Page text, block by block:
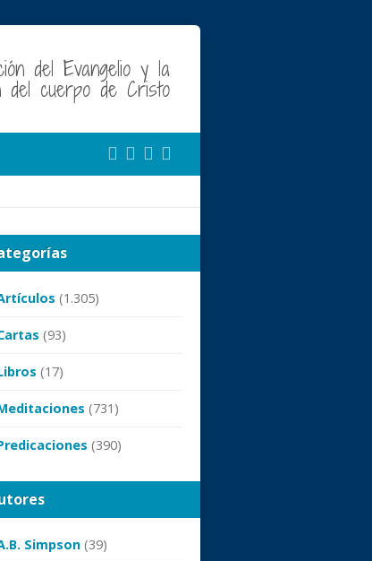
del Evangelio y la
del cuerpo de Cristo
(1.305)
(93)
(17)
(731)
(390)
Simpson (39)